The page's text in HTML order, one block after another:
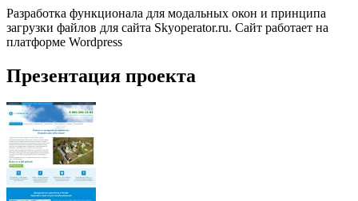
Разработка функционала для модальных окон и принципа
загрузки файлов для сайта Skyoperator.ru. Сайт работает на
платформе Wordpress
Презентация проекта